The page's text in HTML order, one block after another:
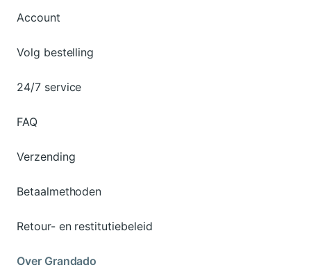
Account
Volg bestelling
24/7 service
FAQ
Verzending
Betaalmethoden
Retour- en restitutiebeleid
Over Grandado